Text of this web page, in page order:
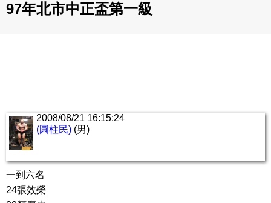
97年北市中正盃第一級
2008/08/21 16:15:24
(圓柱民) (男)
一到六名
24張效榮